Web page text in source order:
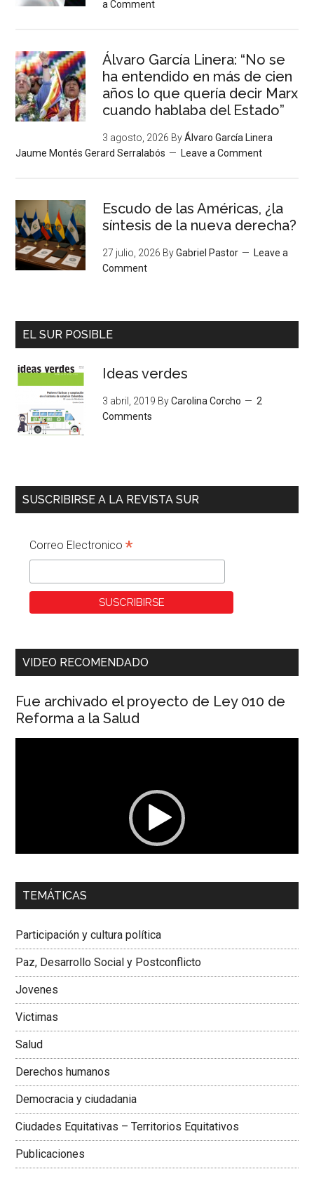
a Comment
Álvaro García Linera: “No se
ha entendido en más de cien
años lo que quería decir Marx
cuando hablaba del Estado”
3 agosto, 2026 ByÁlvaro García Linera
Jaume Montés Gerard Serralabós
Leave a Comment
Escudo de las Américas, ¿la
síntesis de la nueva derecha?
27 julio, 2026 ByGabriel Pastor
Leave a
Comment
EL SUR POSIBLE
Ideas verdes
3 abril, 2019 ByCarolina Corcho
2
Comments
SUSCRIBIRSE A LA REVISTA SUR
Correo Electronico*
VIDEO RECOMENDADO
Fue archivado el proyecto de Ley 010 de
Reforma a la Salud
00:00 01:04
Dra. Carolina Corcho Mejía,Presidenta Corporación
Colombiana
TEMÁTICAS
Participación y cultura política
Paz, Desarrollo Social y Postconflicto
Jovenes
Victimas
Salud
Derechos humanos
Democracia y ciudadania
Ciudades Equitativas – Territorios Equitativos
Publicaciones